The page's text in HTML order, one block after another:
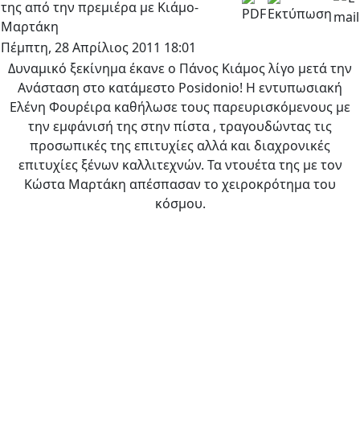
της από την πρεμιέρα με Κιάμο-
Μαρτάκη
Πέμπτη, 28 Απρίλιος 2011 18:01
Δυναμικό ξεκίνημα έκανε ο Πάνος Κιάμος λίγο μετά την
Ανάσταση στο κατάμεστο Posidonio! Η εντυπωσιακή
Ελένη Φουρέιρα καθήλωσε τους παρευρισκόμενους με
την εμφάνισή της στην πίστα , τραγουδώντας τις
προσωπικές της επιτυχίες αλλά και διαχρονικές
επιτυχίες ξένων καλλιτεχνών. Τα ντουέτα της με τον
Κώστα Μαρτάκη απέσπασαν το χειροκρότημα του
κόσμου.